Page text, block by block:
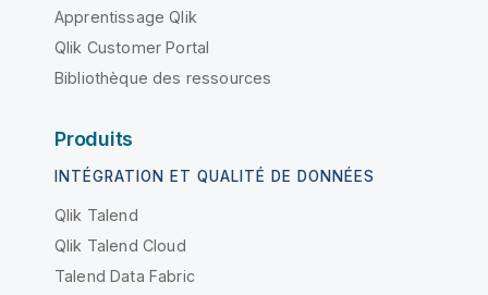
Apprentissage Qlik
Qlik Customer Portal
Bibliothèque des ressources
Produits
INTÉGRATION ET QUALITÉ DE DONNÉES
Qlik Talend
Qlik Talend Cloud
Talend Data Fabric